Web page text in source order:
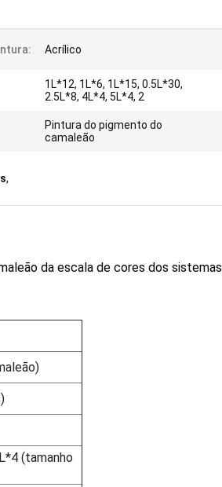
Acrílico
1L*12, 1L*6, 1L*15, 0.5L*30,
2.5L*8, 4L*4, 5L*4, 2
Pintura do pigmento do
camaleão
,
da escala de cores dos sistemas
(tamanho